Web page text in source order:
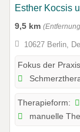
Esther Kocsis
9,5 km
10627 Berlin,
Fokus der
Therapieform:
manuelle